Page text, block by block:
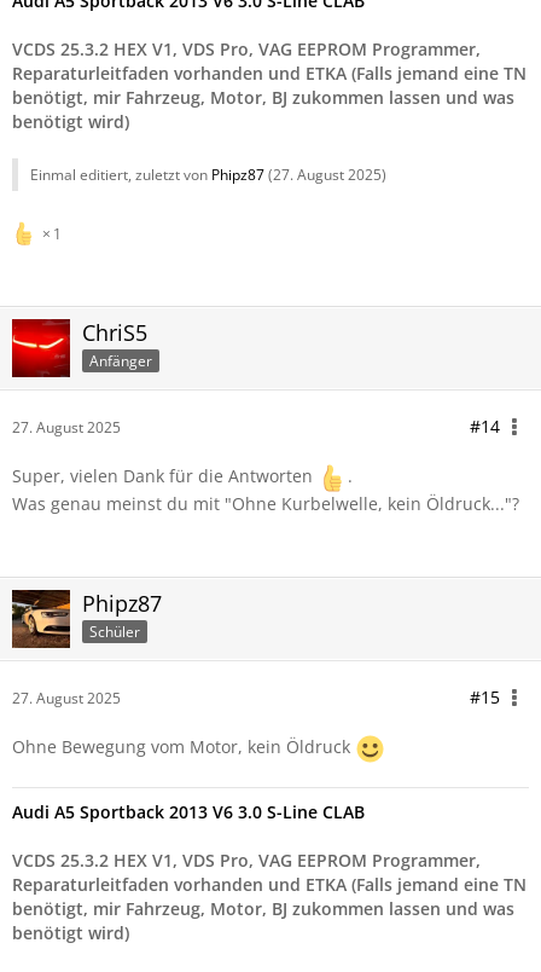
VCDS 25.3.2 HEX V1, VDS Pro, VAG EEPROM Programmer,
Reparaturleitfaden vorhanden und ETKA (Falls jemand eine TN
benötigt, mir Fahrzeug, Motor, BJ zukommen lassen und was
benötigt wird)
Einmal editiert, zuletzt von Phipz87(27. August 2025)
1
ChriS5
Anfänger
27. August 2025 #14
Super, vielen Dank für die Antworten
.
Was genau meinst du mit "Ohne Kurbelwelle, kein Öldruck..."?
Phipz87
Schüler
27. August 2025 #15
Ohne Bewegung vom Motor, kein Öldruck
Audi A5 Sportback 2013 V6 3.0 S-Line CLAB
VCDS 25.3.2 HEX V1, VDS Pro, VAG EEPROM Programmer,
Reparaturleitfaden vorhanden und ETKA (Falls jemand eine TN
benötigt, mir Fahrzeug, Motor, BJ zukommen lassen und was
benötigt wird)